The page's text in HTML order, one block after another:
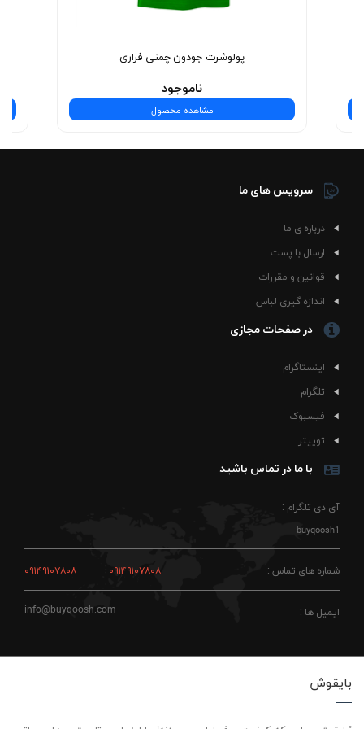
نیست—یه تجربه‌ی شیک و بی‌نظیره! همین حالا انتخاب
پولوشرت جودون چمنی فراری
ناموجود
مشاهده محصول
سرویس های ما
درباره ی ما
ارسال با پست
قوانین و مقررات
اندازه گیری لباس
در صفحات مجازی
اینستاگرام
تلگرام
فیسبوک
توییتر
با ما در تماس باشید
آی دی تلگرام :
buyqoosh1
شماره های تماس : ۰۹۱۴۹۱۰۷۸۰۸ ۰۹۱۴۹۱۰۷۸۰۸
ایمیل ها : info@buyqoosh.com
بایقوش